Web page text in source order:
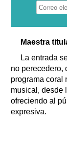
Maestra
La entrada
no perecedero,
programa coral
musical, desde
ofreciendo al
expresiva.